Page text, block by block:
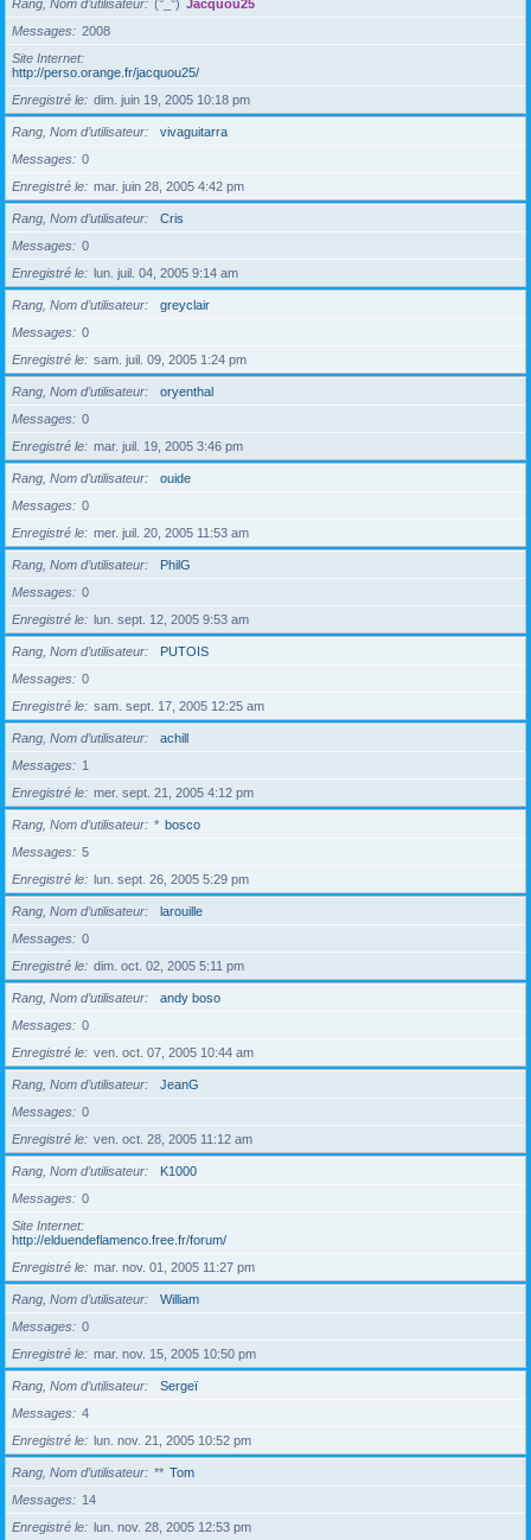
Rang, Nom d’utilisateur (°_°) Jacquou25
Messages
2008
Site Internet
http://perso.orange.fr/jacquou25/
Enregistré le
dim. juin 19, 2005 10:18 pm
Rang, Nom d’utilisateur
vivaguitarra
Messages
0
Enregistré le
mar. juin 28, 2005 4:42 pm
Rang, Nom d’utilisateur
Cris
Messages
0
Enregistré le
lun. juil. 04, 2005 9:14 am
Rang, Nom d’utilisateur
greyclair
Messages
0
Enregistré le
sam. juil. 09, 2005 1:24 pm
Rang, Nom d’utilisateur
oryenthal
Messages
0
Enregistré le
mar. juil. 19, 2005 3:46 pm
Rang, Nom d’utilisateur
ouide
Messages
0
Enregistré le
mer. juil. 20, 2005 11:53 am
Rang, Nom d’utilisateur
PhilG
Messages
0
Enregistré le
lun. sept. 12, 2005 9:53 am
Rang, Nom d’utilisateur
PUTOIS
Messages
0
Enregistré le
sam. sept. 17, 2005 12:25 am
Rang, Nom d’utilisateur
achill
Messages
1
Enregistré le
mer. sept. 21, 2005 4:12 pm
Rang, Nom d’utilisateur * bosco
Messages
5
Enregistré le
lun. sept. 26, 2005 5:29 pm
Rang, Nom d’utilisateur
larouille
Messages
0
Enregistré le
dim. oct. 02, 2005 5:11 pm
Rang, Nom d’utilisateur
andy boso
Messages
0
Enregistré le
ven. oct. 07, 2005 10:44 am
Rang, Nom d’utilisateur
JeanG
Messages
0
Enregistré le
ven. oct. 28, 2005 11:12 am
Rang, Nom d’utilisateur
K1000
Messages
0
Site Internet
http://elduendeflamenco.free.fr/forum/
Enregistré le
mar. nov. 01, 2005 11:27 pm
Rang, Nom d’utilisateur
William
Messages
0
Enregistré le
mar. nov. 15, 2005 10:50 pm
Rang, Nom d’utilisateur
Sergeï
Messages
4
Enregistré le
lun. nov. 21, 2005 10:52 pm
Rang, Nom d’utilisateur ** Tom
Messages
14
Enregistré le
lun. nov. 28, 2005 12:53 pm